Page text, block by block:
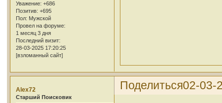
Уважение: +686
Позитив: +695
Пол: Мужской
Провел на форуме:
1 месяц 3 дня
Последний визит:
28-03-2025 17:20:25
[взломанный сайт]
Поделиться02-03-
Alex72
Cтарший Поисковик